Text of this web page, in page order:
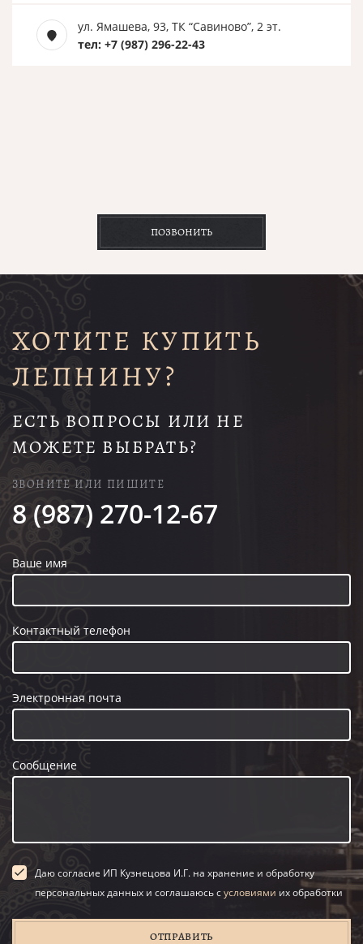
ул. Ямашева, 93, ТК “Савиново”, 2 эт.
тел: +7 (987) 296-22-43
ПОЗВОНИТЬ
ХОТИТЕ КУПИТЬ
ЛЕПНИНУ?
ЕСТЬ ВОПРОСЫ ИЛИ НЕ
МОЖЕТЕ ВЫБРАТЬ?
ЗВОНИТЕ ИЛИ ПИШИТЕ
8 (987) 270-12-67
Ваше имя
Контактный телефон
Электронная почта
Сообщение
Даю согласие ИП Кузнецова И.Г. на хранение и обработку
персональных данных и соглашаюсь сусловиями их обработки
ОТПРАВИТЬ